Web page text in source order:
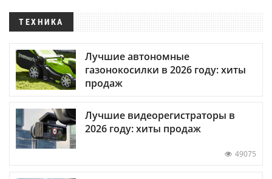
ТЕХНИКА
Лучшие автономные
газонокосилки в 2026 году: хиты
продаж
Лучшие видеорегистраторы в
2026 году: хиты продаж
49075